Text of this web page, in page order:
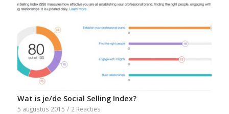
Wat is je/de Social Selling Index?
5 augustus 2015 / 2 Reacties